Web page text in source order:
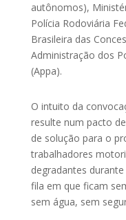
autônomos),
Polícia Rodoviária
Brasileira das
Administração dos
(Appa).
O intuito da
resulte num pacto
de solução para o
trabalhadores
degradantes
fila em que ficam
sem água, sem